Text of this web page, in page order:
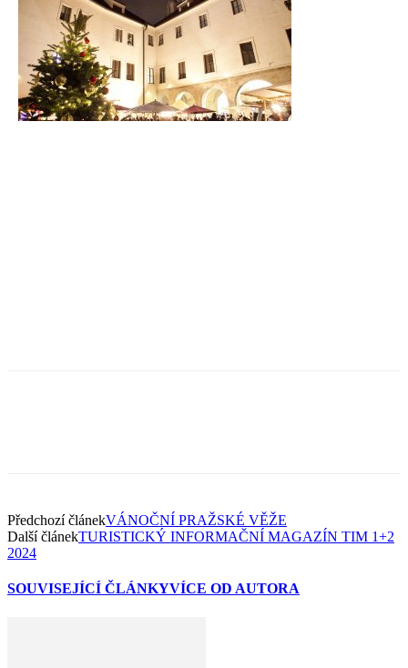
Předchozí článekVÁNOČNÍ PRAŽSKÉ VĚŽE
Další článekTURISTICKÝ INFORMAČNÍ MAGAZÍN TIM 1+2
2024
SOUVISEJÍCÍ ČLÁNKYVÍCE OD AUTORA